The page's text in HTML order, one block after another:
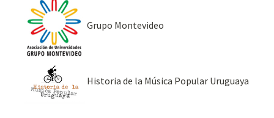
Grupo Montevideo
Historia de la Música Popular Uruguaya